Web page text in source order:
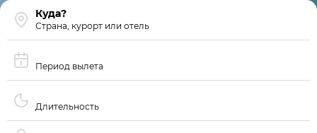
Страна, курорт или отель
Период вылета
Длительность